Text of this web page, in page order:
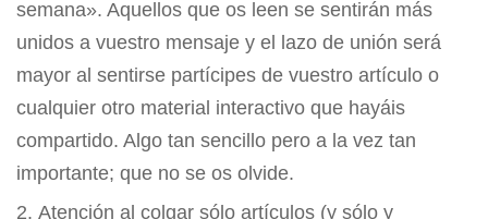
semana». Aquellos que os leen se sentirán más
unidos a vuestro mensaje y el lazo de unión será
mayor al sentirse partícipes de vuestro artículo o
cualquier otro material interactivo que hayáis
compartido. Algo tan sencillo pero a la vez tan
importante; que no se os olvide.
Atención al colgar sólo artículos (y sólo y